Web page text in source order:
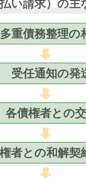
い請求）の主
多重債務整理の
受任通知の発
各債権者との
者との和解契